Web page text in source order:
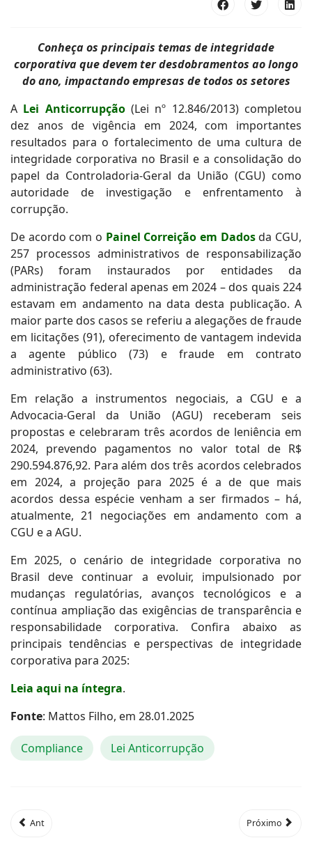
Conheça os principais temas de integridade
corporativa que devem ter desdobramentos ao longo
do ano, impactando empresas de todos os setores
A Lei Anticorrupção(Lei nº 12.846/2013) completou
dez anos de vigência em 2024, com importantes
resultados para o fortalecimento de uma cultura de
integridade corporativa no Brasil e a consolidação do
papel da Controladoria-Geral da União (CGU) como
autoridade de investigação e enfrentamento à
corrupção.
De acordo com o Painel Correição em Dadosda CGU,
257 processos administrativos de responsabilização
(PARs) foram instaurados por entidades da
administração federal apenas em 2024 – dos quais 224
estavam em andamento na data desta publicação. A
maior parte dos casos se referiu a alegações de fraude
em licitações (91), oferecimento de vantagem indevida
a agente público (73) e fraude em contrato
administrativo (63).
Em relação a instrumentos negociais, a CGU e a
Advocacia-Geral da União (AGU) receberam seis
propostas e celebraram três acordos de leniência em
2024, prevendo pagamentos no valor total de R$
290.594.876,92. Para além dos três acordos celebrados
em 2024, a projeção para 2025 é a de que mais
acordos dessa espécie venham a ser firmados – há,
atualmente, 21 negociações em andamento com a
CGU e a AGU.
Em 2025, o cenário de integridade corporativa no
Brasil deve continuar a evoluir, impulsionado por
mudanças regulatórias, avanços tecnológicos e a
contínua ampliação das exigências de transparência e
responsabilidade corporativa. Confira abaixo as
principais tendências e perspectivas de integridade
corporativa para 2025:
Leia aqui na íntegra.
Fonte: Mattos Filho, em 28.01.2025
Compliance Lei Anticorrupção
Ant Próximo